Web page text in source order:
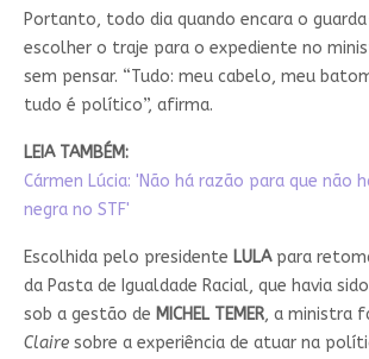
Portanto, todo dia quando encara o
escolher o traje para o expediente no
sem pensar. “Tudo: meu cabelo, meu
tudo é político”, afirma.
LEIA TAMBÉM:
Cármen Lúcia: 'Não há razão para que não
negra no STF'
Escolhida pelo presidente LULApara
da Pasta de Igualdade Racial, que havia
sob a gestão de MICHEL TEMER, a ministra
Claire sobre a experiência de atuar na